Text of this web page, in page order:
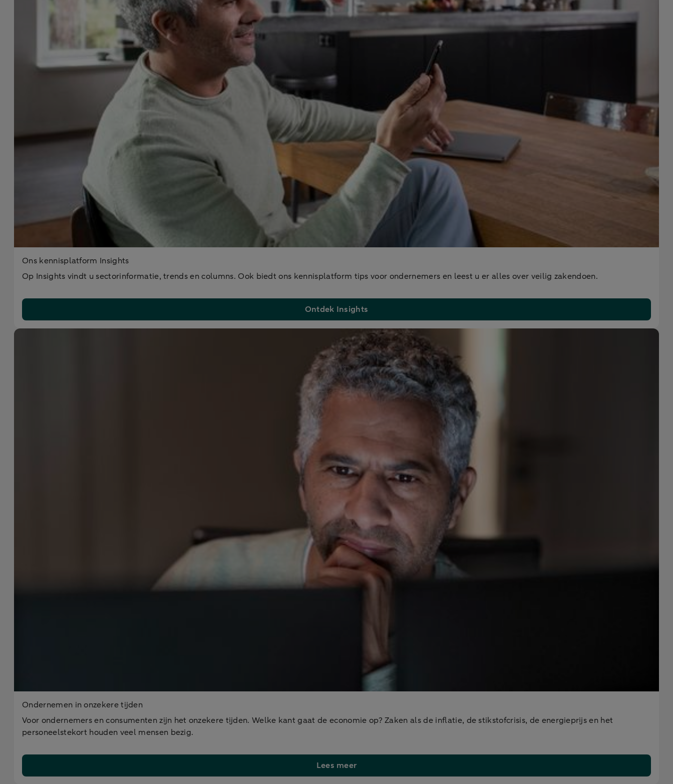
Ons kennisplatform Insights
Op Insights vindt u sectorinformatie, trends en columns. Ook biedt ons kennisplatform tips voor ondernemers en leest u er alles over veilig zakendoen.
Ontdek Insights
Ondernemen in onzekere tijden
Voor ondernemers en consumenten zijn het onzekere tijden. Welke kant gaat de economie op? Zaken als de inflatie, de stikstofcrisis, de energieprijs en het
personeelstekort houden veel mensen bezig.
Lees meer